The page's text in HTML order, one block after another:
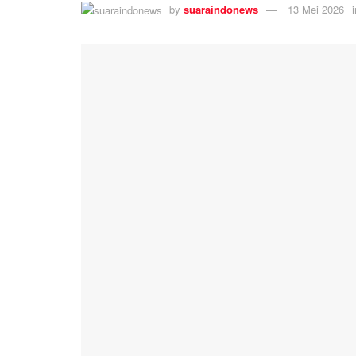
by suaraindonews 13 Mei 2026